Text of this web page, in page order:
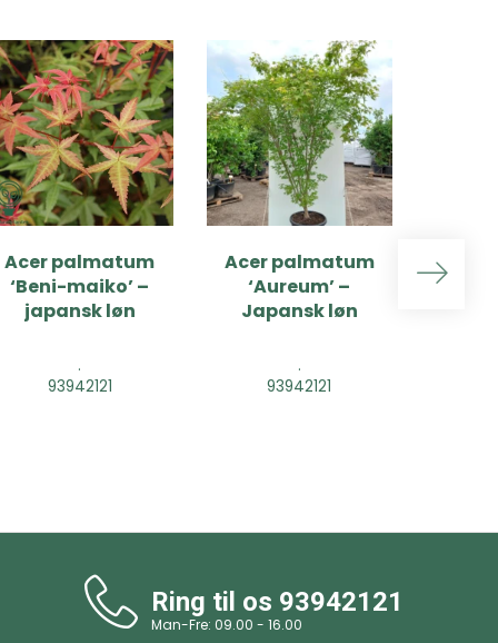
Acer palmatum
‘Beni-maiko’ –
japansk løn
.
93942121
Acer palmatum
‘Aureum’ –
Japansk løn
.
93942121
Ring til os 93942121
Man-Fre: 09.00 - 16.00